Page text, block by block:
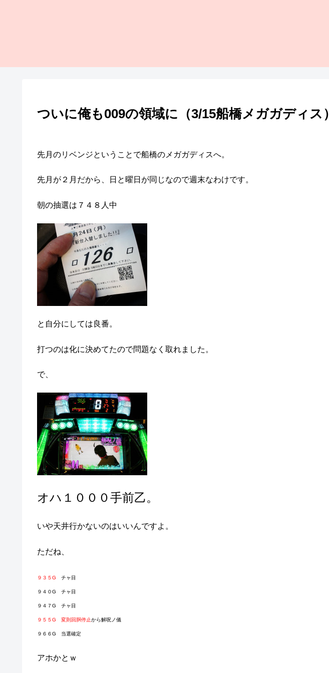
ついに俺も009の領域に（3/15船橋メガガディス）
先月のリベンジということで船橋のメガガディスへ。
先月が２月だから、日と曜日が同じなので週末なわけです。
朝の抽選は７４８人中
と自分にしては良番。
打つのは化に決めてたので問題なく取れました。
で、
オハ１０００手前乙。
いや天井行かないのはいいんですよ。
ただね、
９３５G チャ目
９４０G チャ目
９４７G チャ目
９５５G 変則回胴停止から解呪ノ儀
９６６G 当選確定
アホかとｗ